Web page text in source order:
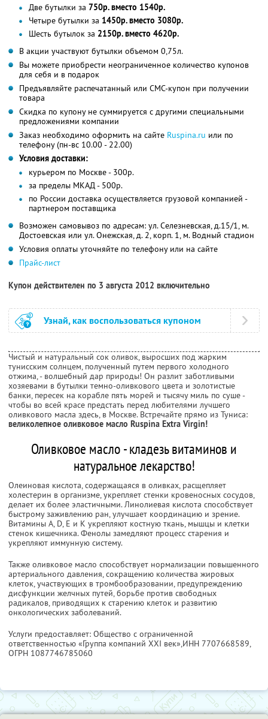
Две бутылки за 750р. вместо 1540р.
Четыре бутылки за 1450р. вместо 3080р.
Шесть бутылок за 2150р. вместо 4620р.
В акции участвуют бутылки объемом 0,75л.
Вы можете приобрести неограниченное количество купонов
для себя и в подарок
Предъявляйте распечатанный или СМС-купон при получении
товара
Скидка по купону не суммируется с другими специальными
предложениями компании
Заказ необходимо оформить на сайте Ruspina.ru или по
телефону (пн-вс 10.00 - 22.00)
Условия доставки:
курьером по Москве - 300р.
за пределы МКАД - 500р.
по России доставка осуществляется грузовой компанией -
партнером поставщика
Возможен самовывоз по адресам: ул. Селезневская, д.15/1, м.
Достоевская или ул. Онежская, д. 2, корп. 1, м. Водный стадион
Условия оплаты уточняйте по телефону или на сайте
Прайс-лист
Купон действителен по 3 августа 2012 включительно
Узнай, как воспользоваться купоном
Чистый и натуральный сок оливок, выросших под жарким
тунисским солнцем, полученный путем первого холодного
отжима, - волшебный дар природы! Он разлит заботливыми
хозяевами в бутылки темно-оливкового цвета и золотистые
банки, пересек на корабле пять морей и тысячу миль по суше -
чтобы во всей красе предстать перед любителями лучшего
оливкового масла здесь, в Москве. Встречайте прямо из Туниса:
великолепное оливковое масло Ruspina Extra Virgin!
Оливковое масло - кладезь витаминов и
натуральное лекарство!
Олеиновая кислота, содержащаяся в оливках, расщепляет
холестерин в организме, укрепляет стенки кровеносных сосудов,
делает их более эластичными. Линолиевая кислота способствует
быстрому заживлению ран, улучшает координацию и зрение.
Витамины A, D, E и K укрепляют костную ткань, мышцы и клетки
стенок кишечника. Фенолы замедляют процесс старения и
укрепляют иммунную систему.
Также оливковое масло способствует нормализации повышенного
артериального давления, сокращению количества жировых
клеток, участвующих в тромбообразовании, предупреждению
дисфункции желчных путей, борьбе против свободных
радикалов, приводящих к старению клеток и развитию
онкологических заболеваний.
Услуги предоставляет: Общество с ограниченной
ответственностью «Группа компаний XXI век»,ИНН 7707668589,
ОГРН 1087746785060